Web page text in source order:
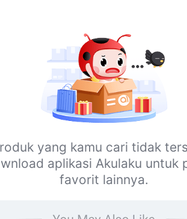
yang kamu cari tidak
aplikasi Akulaku untuk
favorit lainnya.